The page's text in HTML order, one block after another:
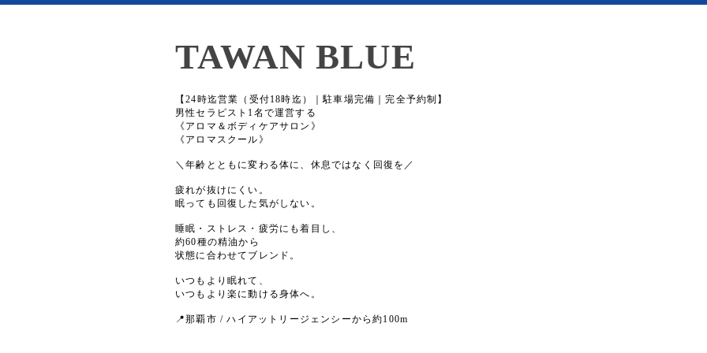
TAWAN BLUE
【24時迄営業（受付18時迄）｜駐車場完備｜完全予約制】
男性セラピスト1名で運営する
《アロマ＆ボディケアサロン》
《アロマスクール》
＼年齢とともに変わる体に、休息ではなく回復を／
疲れが抜けにくい。
眠っても回復した気がしない。
睡眠・ストレス・疲労にも着目し、
約60種の精油から
状態に合わせてブレンド。
いつもより眠れて、
いつもより楽に動ける身体へ。
📍那覇市 / ハイアットリージェンシーから約100m